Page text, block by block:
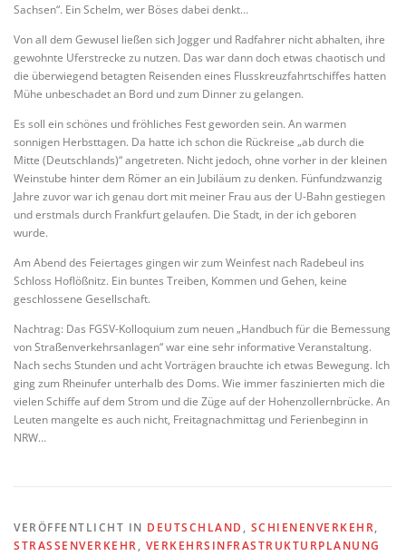
Sachsen“. Ein Schelm, wer Böses dabei denkt…
Von all dem Gewusel ließen sich Jogger und Radfahrer nicht abhalten, ihre
gewohnte Uferstrecke zu nutzen. Das war dann doch etwas chaotisch und
die überwiegend betagten Reisenden eines Flusskreuzfahrtschiffes hatten
Mühe unbeschadet an Bord und zum Dinner zu gelangen.
Es soll ein schönes und fröhliches Fest geworden sein. An warmen
sonnigen Herbsttagen. Da hatte ich schon die Rückreise „ab durch die
Mitte (Deutschlands)“ angetreten. Nicht jedoch, ohne vorher in der kleinen
Weinstube hinter dem Römer an ein Jubiläum zu denken. Fünfundzwanzig
Jahre zuvor war ich genau dort mit meiner Frau aus der U-Bahn gestiegen
und erstmals durch Frankfurt gelaufen. Die Stadt, in der ich geboren
wurde.
Am Abend des Feiertages gingen wir zum Weinfest nach Radebeul ins
Schloss Hoflößnitz. Ein buntes Treiben, Kommen und Gehen, keine
geschlossene Gesellschaft.
Nachtrag: Das FGSV-Kolloquium zum neuen „Handbuch für die Bemessung
von Straßenverkehrsanlagen“ war eine sehr informative Veranstaltung.
Nach sechs Stunden und acht Vorträgen brauchte ich etwas Bewegung. Ich
ging zum Rheinufer unterhalb des Doms. Wie immer faszinierten mich die
vielen Schiffe auf dem Strom und die Züge auf der Hohenzollernbrücke. An
Leuten mangelte es auch nicht, Freitagnachmittag und Ferienbeginn in
NRW…
VERÖFFENTLICHT IN DEUTSCHLAND , SCHIENENVERKEHR,
STRASSENVERKEHR
, VERKEHRSINFRASTRUKTURPLANUNG